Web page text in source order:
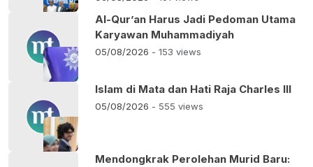
Al-Qur’an Harus Jadi Pedoman Utama
Karyawan Muhammadiyah
05/08/2026 - 153 views
Islam di Mata dan Hati Raja Charles III
05/08/2026 - 555 views
Mendongkrak Perolehan Murid Baru: